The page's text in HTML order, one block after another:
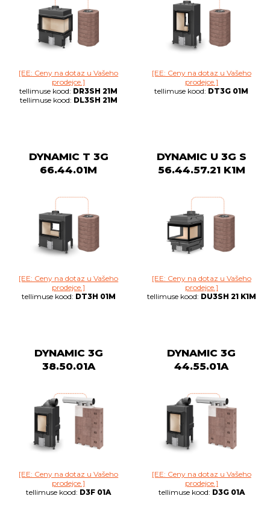
[EE: Ceny na dotaz u Vašeho
prodejce.]
tellimuse kood: DR3SH 21M
tellimuse kood: DL3SH 21M
[EE: Ceny na dotaz u Vašeho
prodejce.]
tellimuse kood: DT3G 01M
DYNAMIC T 3G
66.44.01M
[EE: Ceny na dotaz u Vašeho
prodejce.]
tellimuse kood: DT3H 01M
DYNAMIC U 3G S
56.44.57.21 K1M
[EE: Ceny na dotaz u Vašeho
prodejce.]
tellimuse kood: DU3SH 21 K1M
DYNAMIC 3G
38.50.01A
[EE: Ceny na dotaz u Vašeho
prodejce.]
tellimuse kood: D3F 01A
DYNAMIC 3G
44.55.01A
[EE: Ceny na dotaz u Vašeho
prodejce.]
tellimuse kood: D3G 01A